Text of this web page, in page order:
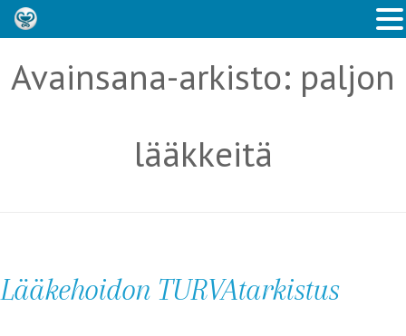
Avainsana-arkisto: paljon
lääkkeitä
Lääkehoidon TURVAtarkistus